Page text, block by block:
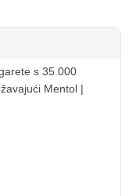
s 35.000
Mentol |